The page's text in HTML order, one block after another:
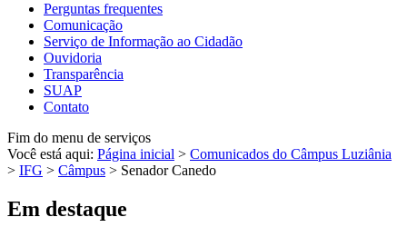
Perguntas frequentes
Comunicação
Serviço de Informação ao Cidadão
Ouvidoria
Transparência
SUAP
Contato
Fim do menu de serviços
Você está aqui: Página inicial > Comunicados do Câmpus Luziânia
> IFG > Câmpus > Senador Canedo
Em destaque